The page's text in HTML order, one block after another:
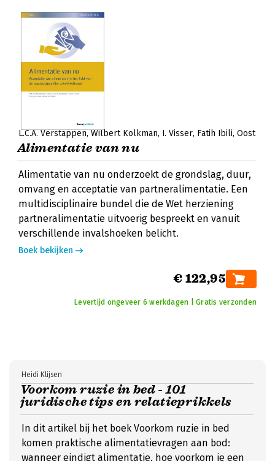
L.C.A. Verstappen Wilbert Kolkman I. Visser Fatih Ibili Oost
Alimentatie van nu
Alimentatie van nu onderzoekt de grondslag, duur,
omvang en acceptatie van partneralimentatie. Een
multidisciplinaire bundel die de Wet herziening
partneralimentatie uitvoerig bespreekt en vanuit
verschillende invalshoeken belicht.
Boek bekijken
€ 122,95
Levertijd ongeveer 6 werkdagen | Gratis verzonden
Voorkom ruzie in bed - 101
juridische tips en relatieprikkels
Heidi Klijsen
In dit artikel bij het boek Voorkom ruzie in bed
komen praktische alimentatievragen aan bod:
wanneer eindigt alimentatie, hoe voorkom je een